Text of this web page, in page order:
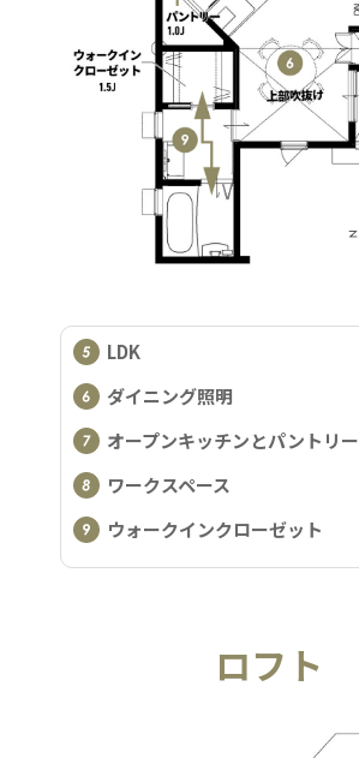
LDK
ダイニング照明
オープンキッチンとパントリー
ワークスペース
ウォークインクローゼット
ロフト